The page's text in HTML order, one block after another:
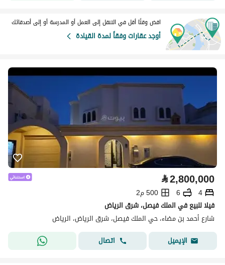
اقض وقتًا أقل في التنقل إلى العمل أو المدرسة أو إلى أصدقائك
أوجد عقارات وفقاً لمدة القيادة
⃁2,800,000
4
6
500 م2
فيلا للبيع في الملك فيصل، شرق الرياض
شارع أحمد بن مضاء، حي الملك فيصل، شرق الرياض، الرياض
الإيميل
اتصال